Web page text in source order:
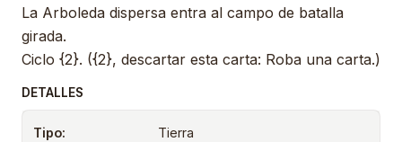
La Arboleda dispersa entra al campo de batalla
girada.
Ciclo {2}. ({2}, descartar esta carta: Roba una carta.)
DETALLES
Tipo: Tierra